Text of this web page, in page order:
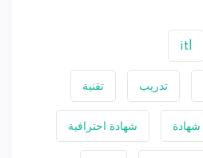
itl
تدريب تقنية
شهادة شهادة احترافية